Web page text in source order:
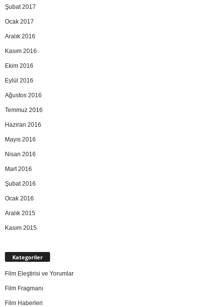
Şubat 2017
Ocak 2017
Aralık 2016
Kasım 2016
Ekim 2016
Eylül 2016
Ağustos 2016
Temmuz 2016
Haziran 2016
Mayıs 2016
Nisan 2016
Mart 2016
Şubat 2016
Ocak 2016
Aralık 2015
Kasım 2015
Kategoriler
Film Eleştirisi ve Yorumlar
Film Fragmanı
Film Haberleri